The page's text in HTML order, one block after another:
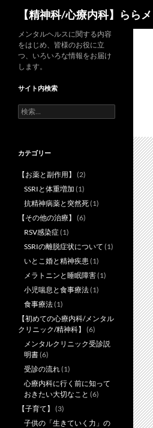
【精神科/心療内科】らら
メンタルヘルスに関する内容
をはじめ、皆様のお役に立
つ、いろいろな情報をお届け
します。
サイト内検索
検
索:
カテゴリー
【お薬と副作用】
(2)
SSRIと体重増加 (1)
抗精神病薬と突然死(1)
【その他の治療】
(6)
RSV感染症(1)
SSRIの離脱症状について (1)
いとこ婚と精神疾患 (1)
メラトニンと睡眠障害(1)
小児喘息と食事療法(1)
食事療法(1)
【初めての心療内科/メンタル
クリニック/精神科】
(6)
メンタルクリニック受診説
明書(6)
受診の流れ(1)
心療内科に行く前に知って
おきたい大切なこと (6)
【子育て】
(3)
子供の「生きていく力」の